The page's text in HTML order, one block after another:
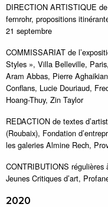
DIRECTION ARTISTIQUE
fernrohr, propositions
21 septembre
COMMISSARIAT de
Styles », Villa Belleville,
Aram Abbas, Pierre
Conflans, Lucie Douriaud,
Hoang-Thuy, Zin Taylor
REDACTION de textes
(Roubaix), Fondation
les galeries Almine Rech,
CONTRIBUTIONS
Jeunes Critiques d’art,
2020